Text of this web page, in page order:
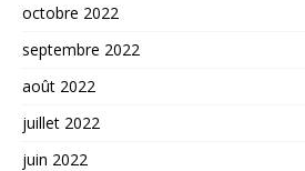
octobre 2022
septembre 2022
août 2022
juillet 2022
juin 2022